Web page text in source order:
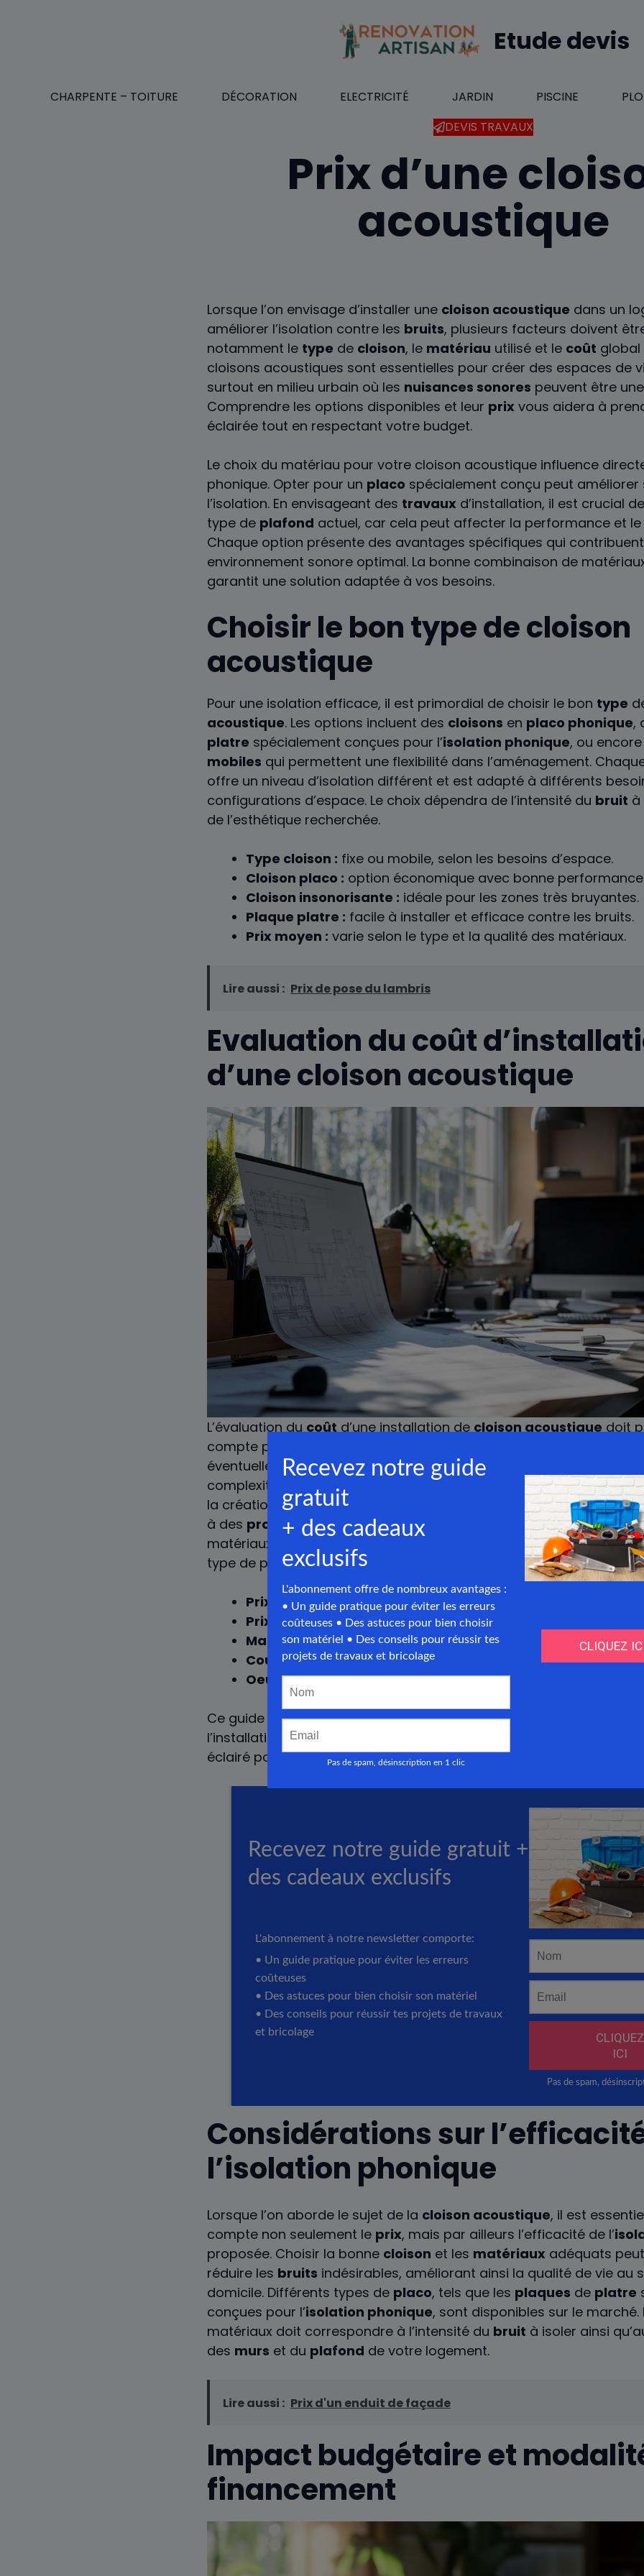
Etude devis
CHARPENTE – TOITURE DÉCORATION ELECTRICITÉ JARDIN PISCINE
DEVIS TRAVAUX
Prix d’une
acoustique
Lorsque l’on envisage d’installer une cloison acoustique dans un
améliorer l’isolation contre les bruits, plusieurs facteurs doivent
notamment le type de cloison, le matériau utilisé et le coût
cloisons acoustiques sont essentielles pour créer des espaces de
surtout en milieu urbain où les nuisances sonores peuvent être
Comprendre les options disponibles et leur prix vous aidera à
éclairée tout en respectant votre budget.
Le choix du matériau pour votre cloison acoustique influence
phonique. Opter pour un placo spécialement conçu peut
l’isolation. En envisageant des travaux d’installation, il est crucial
type de plafond actuel, car cela peut affecter la performance et
Chaque option présente des avantages spécifiques qui
environnement sonore optimal. La bonne combinaison de
garantit une solution adaptée à vos besoins.
Choisir le bon type de cloison
acoustique
Pour une isolation efficace, il est primordial de choisir le bon type
acoustique. Les options incluent des cloisons en placo phonique,
platre spécialement conçues pour l’isolation phonique, ou
mobiles qui permettent une flexibilité dans l’aménagement.
offre un niveau d’isolation différent et est adapté à différents
configurations d’espace. Le choix dépendra de l’intensité du bruit à
de l’esthétique recherchée.
Type cloison : fixe ou mobile, selon les besoins d’espace.
Cloison placo : option économique avec bonne
Cloison insonorisante : idéale pour les zones très bruyantes.
Plaque platre : facile à installer et efficace contre les bruits.
Prix moyen : varie selon le type et la qualité des matériaux.
Lire aussi : Prix de pose du lambris
Evaluation du coût
d’une cloison acoustique
L’évaluation ducoûtd’une installation decloison acoustiquedoit
compte plusieurs éléments, dont le prix des matériaux, la main-
éventuellement laTVA. Le coût peut varier significativement en
complexité du projet, comme l’intégration d’une isolation dans les
la création d’unplafond phonique
. Il est recommandé de
à des professionnelspour obtenir le meilleur rapport qualité-prix.
matériaux varient par ailleurs selon la qualité de l’isolation
type de plaques choisies.
Prix placo :dépend de la densité et des caractéristiques
Prix cloison :influence directe sur le budget total.
Materiaux nécessaires :inclure éventuellement un isolant
Cout installation :varie avec la complexité et la durée des
Oeuvre nécessaire :peut nécessiter des ajustements
Ce guide vise à fournir un aperçu clair des options et des coûts
l’installation d’une cloison acoustique, aidant ainsi les propriétaires
éclairé pour leur projet de rénovation.
Considérations sur
l’isolation phonique
Lorsque l’on aborde le sujet de la cloison acoustique, il est
compte non seulement le prix, mais par ailleurs l’efficacité de l’
proposée. Choisir la bonne cloison et les matériaux adéquats
réduire les bruits indésirables, améliorant ainsi la qualité de vie au
domicile. Différents types de placo, tels que les plaques de platre
conçues pour l’isolation phonique, sont disponibles sur le marché.
matériaux doit correspondre à l’intensité du bruit à isoler ainsi
des murs et du plafond de votre logement.
Lire aussi : Prix d'un enduit de façade
Impact budgétaire et
financement